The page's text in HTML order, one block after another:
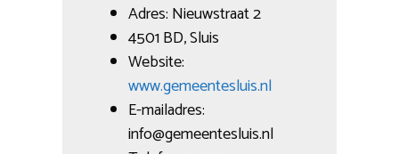
Adres: Nieuwstraat 2
4501 BD, Sluis
Website:
www.gemeentesluis.nl
E-mailadres:
info@gemeentesluis.nl